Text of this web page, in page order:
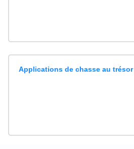
Applications de chasse au trésor